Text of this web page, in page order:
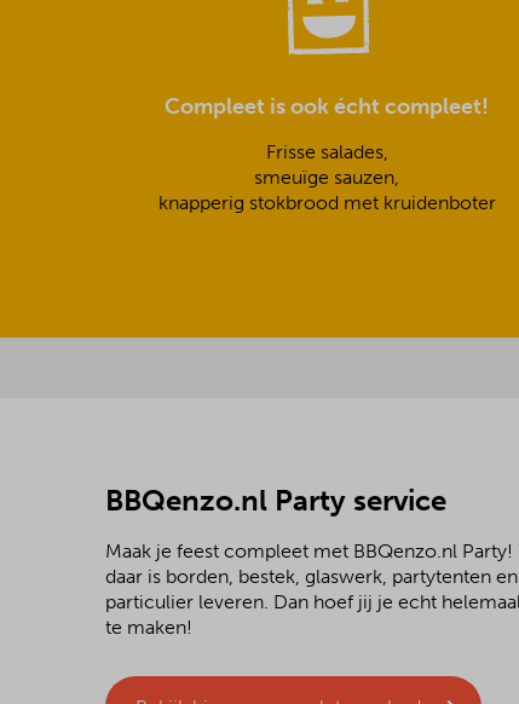
Compleet is ook écht compleet!
Frisse salades,
smeuïge sauzen,
knapperig stokbrood met kruidenboter
BBQenzo.nl Party service
Maak je feest compleet met BBQenzo.nl
daar is borden, bestek, glaswerk, partytenten
particulier leveren. Dan hoef jij je echt
te maken!